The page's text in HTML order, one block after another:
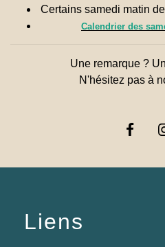
Certains samedi matin
Calendrier des
Une remarque ?
N'hésitez pas à
Liens